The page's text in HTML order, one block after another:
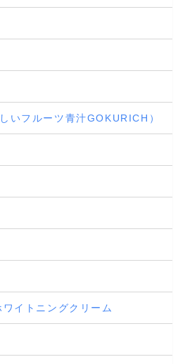
いフルーツ青汁GOKURICH）
イトニングクリーム